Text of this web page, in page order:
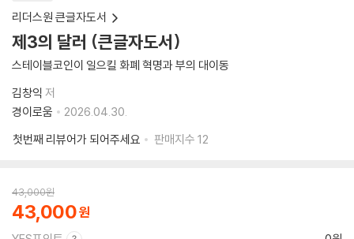
리더스원 큰글자도서
제3의 달러 (큰글자도서)
스테이블코인이 일으킬 화폐 혁명과 부의 대이동
김창익 저
경이로움
2026.04.30.
첫번째 리뷰어가 되어주세요
판매지수 12
43,000원
43,000